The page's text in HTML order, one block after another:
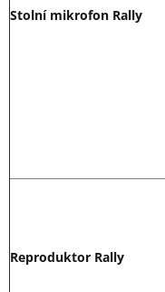
Stolní mikrofon Rally
Reproduktor Rally